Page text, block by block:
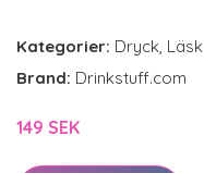
Kategorier: Dryck, Läsk
Brand: Drinkstuff.com
149 SEK